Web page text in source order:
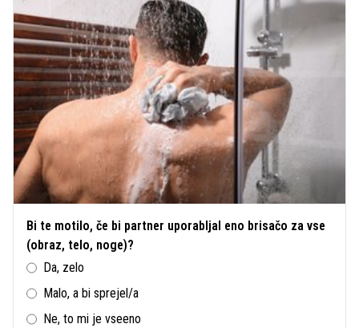
Bi te motilo, če bi partner uporabljal eno brisačo za vse
(obraz, telo, noge)?
Da, zelo
Malo, a bi sprejel/a
Ne, to mi je vseeno